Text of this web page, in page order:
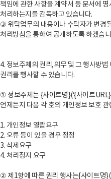
책임에 관한 사항을 계약서 등 문서에
처리하는지를 감독하고 있습니다.
③ 위탁업무의 내용이나 수탁자가 변경
처리방침을 통하여 공개하도록 하겠습
4. 정보주체의 권리,의무 및 그 행사방
권리를 행사할 수 있습니다.
① 정보주체는 {사이트명}(‘{사이트
언제든지 다음 각 호의 개인정보 보호
1. 개인정보 열람요구
2. 오류 등이 있을 경우 정정
3. 삭제요구
4. 처리정지 요구
② 제1항에 따른 권리 행사는{사이트명